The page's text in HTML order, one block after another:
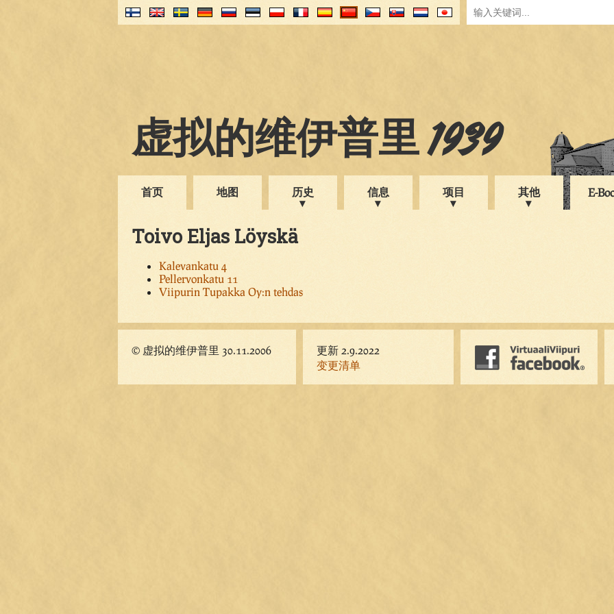
虚拟的维伊普里 1939
首页 地图 历史 信息 项目 其他 E-
Toivo Eljas Löyskä
Kalevankatu 4
Pellervonkatu 11
Viipurin Tupakka Oy:n tehdas
© 虚拟的维伊普里 30.11.2006
更新 2.9.2022
变更清单